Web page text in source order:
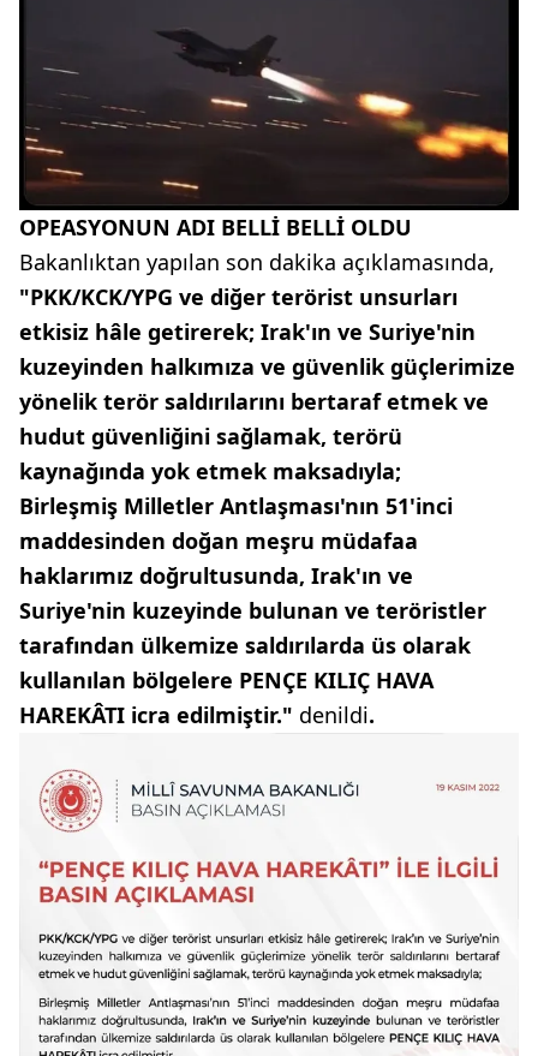
OPEASYONUN ADI BELLİ BELLİ OLDU
Bakanlıktan yapılan son dakika açıklamasında,
"PKK/KCK/YPG ve diğer terörist unsurları
etkisiz hâle getirerek; Irak'ın ve Suriye'nin
kuzeyinden halkımıza ve güvenlik güçlerimize
yönelik terör saldırılarını bertaraf etmek ve
hudut güvenliğini sağlamak, terörü
kaynağında yok etmek maksadıyla;
Birleşmiş Milletler Antlaşması'nın 51'inci
maddesinden doğan meşru müdafaa
haklarımız doğrultusunda, Irak'ın ve
Suriye'nin kuzeyinde bulunan ve teröristler
tarafından ülkemize saldırılarda üs olarak
kullanılan bölgelere PENÇE KILIÇ HAVA
HAREKÂTI icra edilmiştir." denildi.